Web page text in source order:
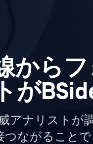
からフ
が
威アナリスト
つながることで